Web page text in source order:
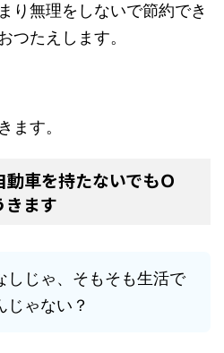
り無理をしないで節約でき
つたえします。
ます。
車を持たないでもＯ
きます
しじゃ、そもそも生活で
じゃない？